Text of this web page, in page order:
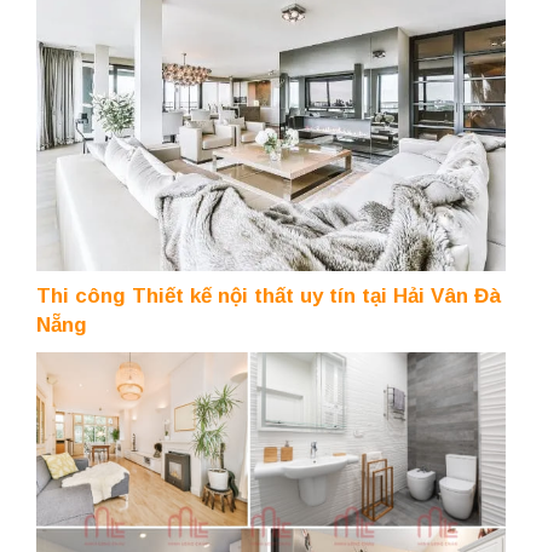
Thi công Thiết kế nội thất uy tín tại Hải Vân Đà
Nẵng